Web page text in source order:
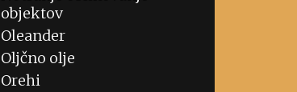
objektov
Oleander
Oljčno olje
Orehi